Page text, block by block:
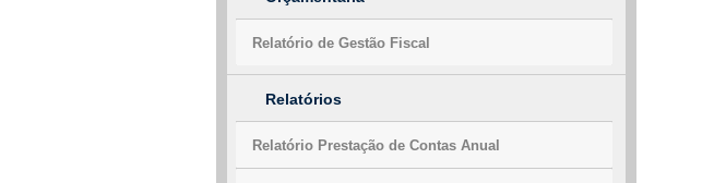
Relatório de Gestão Fiscal
Relatórios
Relatório Prestação de Contas Anual